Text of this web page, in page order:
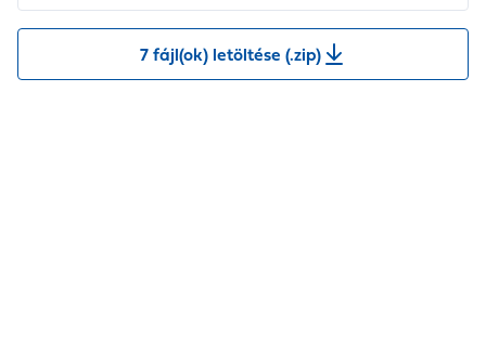
7 fájl(ok) letöltése (.zip)